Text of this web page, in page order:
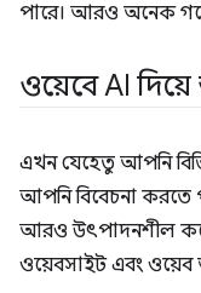
পারে। আরও অনেক
ওয়েবে AI
এখন যেহেতু আপনি
আপনি বিবেচনা করতে
আরও উৎপাদনশীল
ওয়েবসাইট এবং ওয়েব